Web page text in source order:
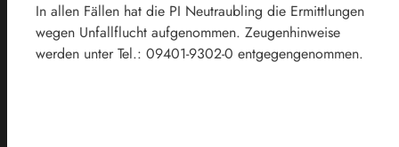
In allen Fällen hat die PI Neutraubling die Ermittlungen
wegen Unfallflucht aufgenommen. Zeugenhinweise
werden unter Tel.: 09401-9302-0 entgegengenommen.